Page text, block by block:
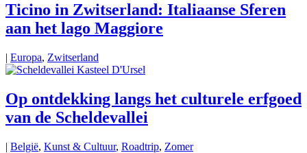
Ticino in Zwitserland: Italiaanse Sferen
aan het lago Maggiore
| Europa, Zwitserland
Op ontdekking langs het culturele erfgoed
van de Scheldevallei
| België, Kunst & Cultuur, Roadtrip, Zomer